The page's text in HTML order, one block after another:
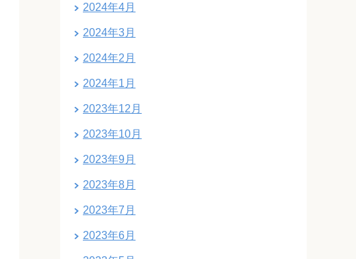
2024年4月
2024年3月
2024年2月
2024年1月
2023年12月
2023年10月
2023年9月
2023年8月
2023年7月
2023年6月